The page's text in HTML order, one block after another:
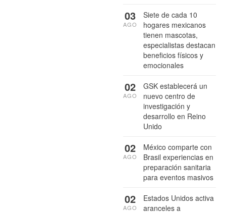
Siete de cada 10
hogares mexicanos
tienen mascotas,
especialistas destacan
beneficios físicos y
emocionales
03
AGO
GSK establecerá un
nuevo centro de
investigación y
desarrollo en Reino
Unido
02
AGO
México comparte con
Brasil experiencias en
preparación sanitaria
para eventos masivos
02
AGO
Estados Unidos activa
aranceles a
02
AGO